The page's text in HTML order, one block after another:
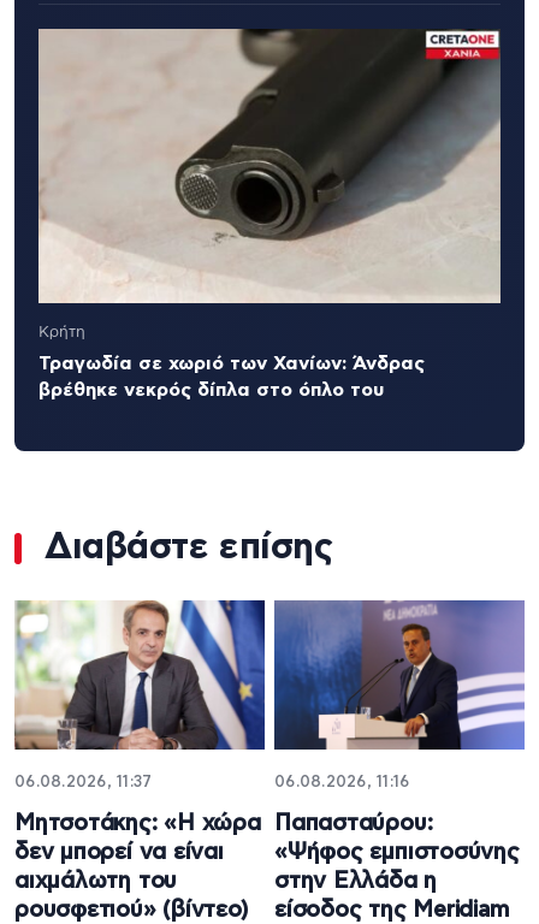
Κρήτη
Τραγωδία σε χωριό των Χανίων: Άνδρας
βρέθηκε νεκρός δίπλα στο όπλο του
Διαβάστε επίσης
06.08.2026, 11:37
Μητσοτάκης: «Η χώρα
δεν μπορεί να είναι
αιχμάλωτη του
ρουσφετιού» (βίντεο)
06.08.2026, 11:16
Παπασταύρου:
«Ψήφος εμπιστοσύνης
στην Ελλάδα η
είσοδος της Meridiam